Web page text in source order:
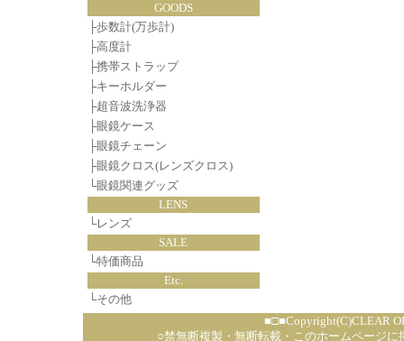
GOODS
├歩数計(万歩計)
├高度計
├携帯ストラップ
├キーホルダー
├超音波洗浄器
├眼鏡ケース
├眼鏡チェーン
├眼鏡クロス(レンズクロス)
└眼鏡関連グッズ
LENS
└レンズ
SALE
└特価商品
Etc.
└その他
■□■Copyright(C)CLEAR
○禁無断複製・無断転載・このホームページ